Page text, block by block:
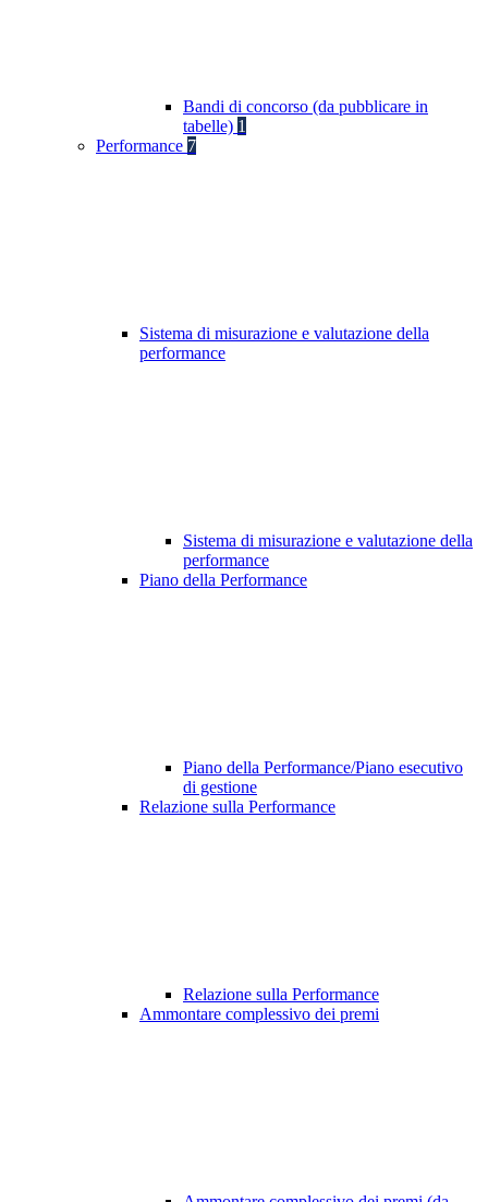
Bandi di concorso (da pubblicare in
tabelle) 1
Performance 7
Sistema di misurazione e valutazione della
performance
Sistema di misurazione e valutazione della
performance
Piano della Performance
Piano della Performance/Piano esecutivo
di gestione
Relazione sulla Performance
Relazione sulla Performance
Ammontare complessivo dei premi